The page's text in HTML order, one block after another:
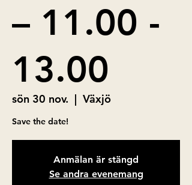
– 11.00 -
13.00
sön 30 nov.
  |
Växjö
Save the date!
Anmälan är stängd
Se andra evenemang